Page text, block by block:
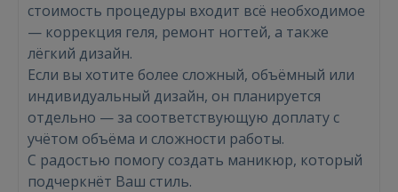
Войти
стоимость процедуры входит всё необходимое
— коррекция геля, ремонт ногтей, а также
лёгкий дизайн.
Если вы хотите более сложный, объёмный или
индивидуальный дизайн, он планируется
отдельно — за соответствующую доплату с
учётом объёма и сложности работы.
С радостью помогу создать маникюр, который
подчеркнёт Ваш стиль.